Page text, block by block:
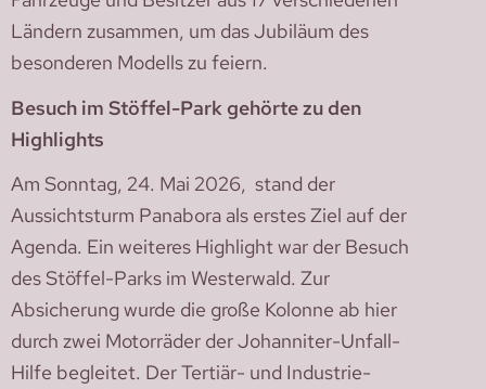
Ländern zusammen, um das Jubiläum des
besonderen Modells zu feiern.
Besuch im Stöffel-Park gehörte zu den
Highlights
Am Sonntag, 24. Mai 2026, stand der
Aussichtsturm Panabora als erstes Ziel auf der
Agenda. Ein weiteres Highlight war der Besuch
des Stöffel-Parks im Westerwald. Zur
Absicherung wurde die große Kolonne ab hier
durch zwei Motorräder der Johanniter-Unfall-
Hilfe begleitet. Der Tertiär- und Industrie-